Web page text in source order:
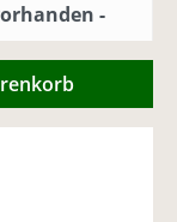
-
Berlin)
1, 56337